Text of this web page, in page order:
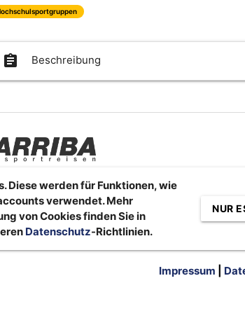
assignment Beschreibung
Diese werden für Funktionen, wie
verwendet. Mehr
von Cookies finden Sie in
Datenschutz-Richtlinien.
NUR
Impressum